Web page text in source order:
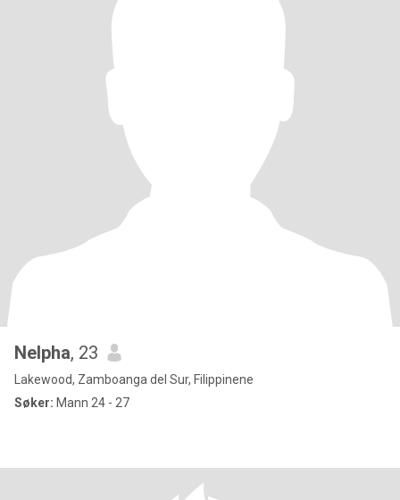
Nelpha, 23
Lakewood, Zamboanga del Sur, Filippinene
Søker: Mann 24 - 27